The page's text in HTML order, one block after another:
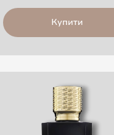
Купити